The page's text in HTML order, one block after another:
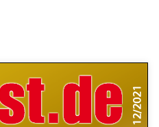
12/2021